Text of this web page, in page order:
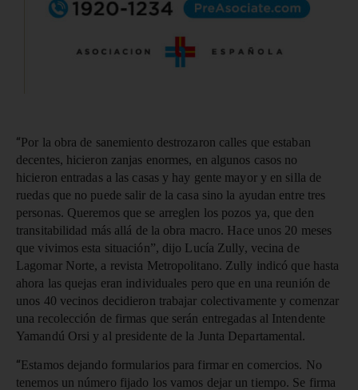
“Por la obra de sanemiento destrozaron calles que estaban
decentes, hicieron zanjas enormes, en algunos casos no
hicieron entradas a las casas y hay gente mayor y en silla de
ruedas que no puede salir de la casa sino la ayudan entre tres
personas. Queremos que se arreglen los pozos ya, que den
transitabilidad más allá de la obra macro. Hace unos 20 meses
que vivimos esta situación”, dijo Lucía Zully, vecina de
Lagomar Norte, a revista Metropolitano. Zully indicó que hasta
ahora las quejas eran individuales pero que en una reunión de
unos 40 vecinos decidieron trabajar colectivamente y comenzar
una recolección de firmas que serán entregadas al Intendente
Yamandú Orsi y al presidente de la Junta Departamental.
“Estamos dejando formularios para firmar en comercios. No
tenemos un número fijado los vamos dejar un tiempo. Se firma